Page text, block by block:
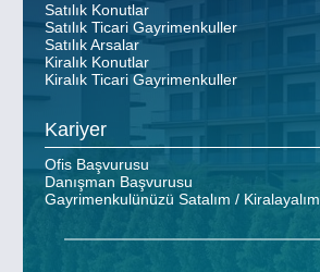
Satılık Konutlar
Satılık Ticari Gayrimenkuller
Satılık Arsalar
Kiralık Konutlar
Kiralık Ticari Gayrimenkuller
Kariyer
Ofis Başvurusu
Danışman Başvurusu
Gayrimenkulünüzü Satalım / Kiralayalım